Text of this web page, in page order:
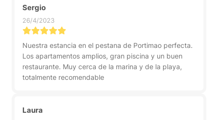
Sergio
26/4/2023
Nuestra estancia en el pestana de Portimao perfecta.
Los apartamentos amplios, gran piscina y un buen
restaurante. Muy cerca de la marina y de la playa,
totalmente recomendable
Laura